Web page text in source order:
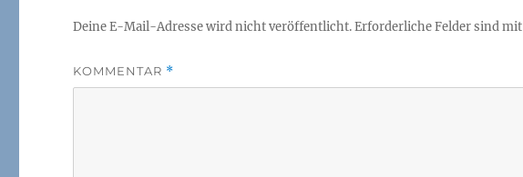
Deine E-Mail-Adresse wird nicht veröffentlicht.Erforderliche Felder sind mit
KOMMENTAR *